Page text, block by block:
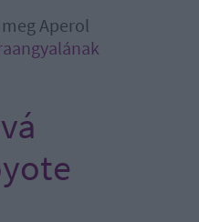
Aperol